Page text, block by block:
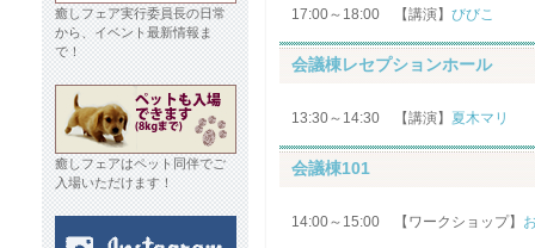
17:00～18:00 【講演】 びびこ
会議棟レセプションホール
13:30～14:30 【講演】 夏木マリ
会議棟101
14:00～15:00 【ワークショップ】
癒しフェア実行委員長の日常
から、イベント最新情報ま
で！
癒しフェアはペット同伴でご
入場いただけます！